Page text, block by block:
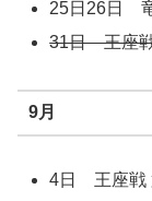
25日26日
31日 王座
9月
4日 王座戦